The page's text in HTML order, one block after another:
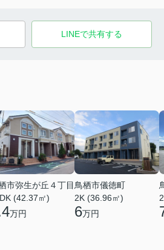
LINEで共有する
市弥生が丘４丁目
(42.37㎡)
万円
鳥栖市儀徳町
2K (36.96㎡)
6万円